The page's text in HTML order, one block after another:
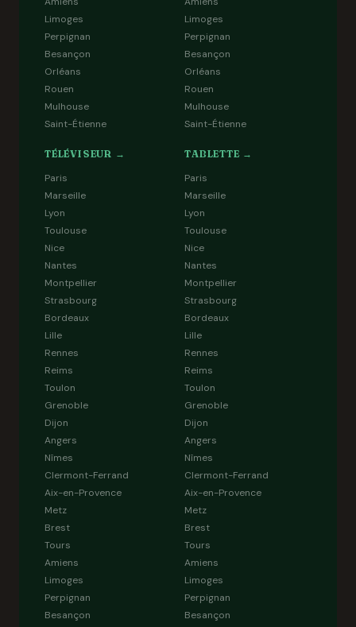
Limoges
Perpignan
Besançon
Orléans
Rouen
Mulhouse
Saint-Étienne
Limoges
Perpignan
Besançon
Orléans
Rouen
Mulhouse
Saint-Étienne
TÉLÉVISEUR →
Paris
Marseille
Lyon
Toulouse
Nice
Nantes
Montpellier
Strasbourg
Bordeaux
Lille
Rennes
Reims
Toulon
Grenoble
Dijon
Angers
Nîmes
Clermont-Ferrand
Aix-en-Provence
Metz
Brest
Tours
Amiens
Limoges
Perpignan
Besançon
TABLETTE →
Paris
Marseille
Lyon
Toulouse
Nice
Nantes
Montpellier
Strasbourg
Bordeaux
Lille
Rennes
Reims
Toulon
Grenoble
Dijon
Angers
Nîmes
Clermont-Ferrand
Aix-en-Provence
Metz
Brest
Tours
Amiens
Limoges
Perpignan
Besançon